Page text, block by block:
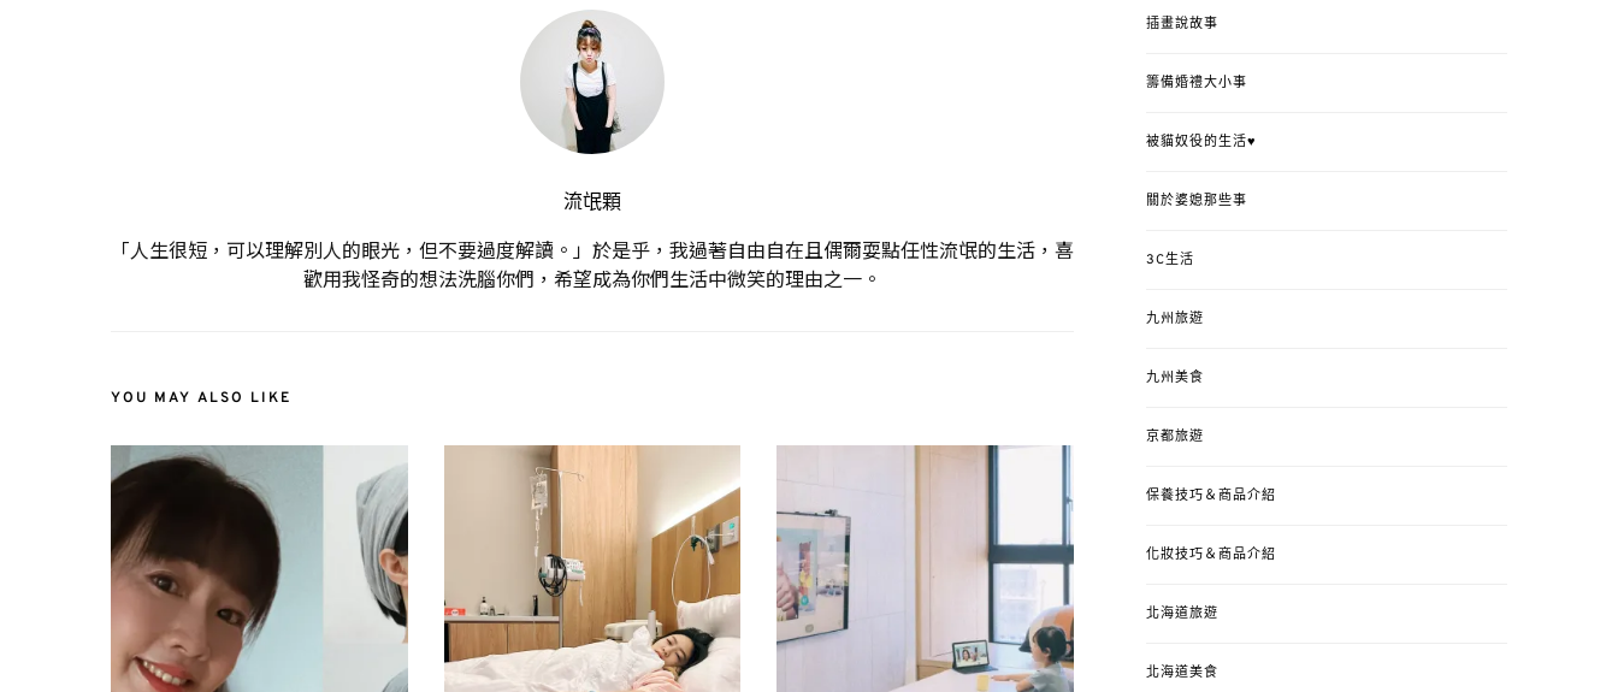
流氓顆
「人生很短，可以理解別人的眼光，但不要過度解讀。」於是乎，我過著自由自在且偶爾耍點任性流氓的生活，喜
歡用我怪奇的想法洗腦你們，希望成為你們生活中微笑的理由之一。
YOU MAY ALSO LIKE
插畫說故事
籌備婚禮大小事
被貓奴役的生活♥
關於婆媳那些事
3C生活
九州旅遊
九州美食
京都旅遊
保養技巧＆商品介紹
化妝技巧＆商品介紹
北海道旅遊
北海道美食